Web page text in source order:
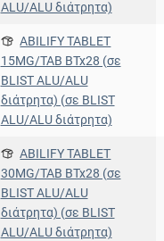
ALU/ALU διάτρητα)
ABILIFY TABLET
15MG/TAB BTx28 (σε
BLIST ALU/ALU
διάτρητα) (σε BLIST
ALU/ALU διάτρητα)
ABILIFY TABLET
30MG/TAB BTx28 (σε
BLIST ALU/ALU
διάτρητα) (σε BLIST
ALU/ALU διάτρητα)